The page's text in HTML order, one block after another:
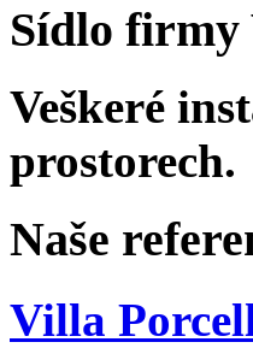
Sídlo firmy
Veškeré
prostorech.
Naše
Villa